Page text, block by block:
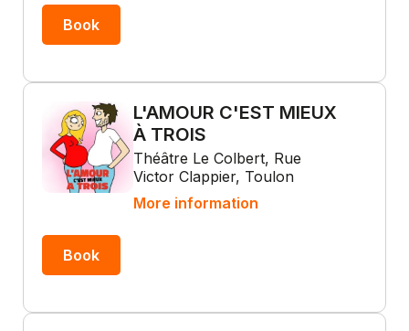
Book
L'AMOUR C'EST MIEUX
À TROIS
Théâtre Le Colbert, Rue
Victor Clappier, Toulon
More information
Book